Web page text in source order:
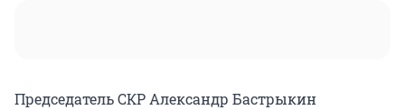
Председатель СКР Александр Бастрыкин